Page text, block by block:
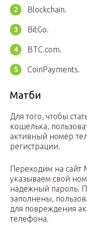
Blockchain.
BitGo.
BTC.com.
CoinPayments.
Матби
Для того, чтобы
кошелька,
активный номер
регистрации.
Переходим на сайт
указываем свой
надежный пароль.
заполнены,
для повреждения
телефона.